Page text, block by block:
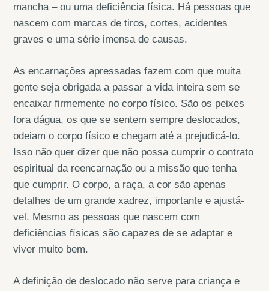
mancha – ou uma deficiência física. Há pessoas que
nascem com marcas de tiros, cortes, acidentes
graves e uma série imensa de causas.
As encarnações apressadas fazem com que muita
gente seja obrigada a passar a vida inteira sem se
encaixar firmemente no corpo físico. São os peixes
fora dágua, os que se sentem sempre deslocados,
odeiam o corpo físico e chegam até a prejudicá-lo.
Isso não quer dizer que não possa cumprir o contrato
espiritual da reencarnação ou a missão que tenha
que cumprir. O corpo, a raça, a cor são apenas
detalhes de um grande xadrez, importante e ajustá-
vel. Mesmo as pessoas que nascem com
deficiências físicas são capazes de se adaptar e
viver muito bem.
A definição de deslocado não serve para criança e